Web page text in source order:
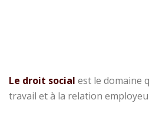
Le droit social est le domaine
travail et à la relation